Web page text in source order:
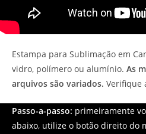
Estampa para Sublimação em
vidro, polímero ou alumínio. As
arquivos são variados. Verifique
Passo-a-passo: primeiramente
abaixo, utilize o botão direito do